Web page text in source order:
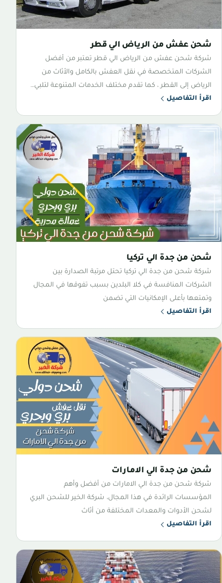
شحن عفش من الرياض الي قطر
شركة شحن عفش من الرياض الي قطر تعتبر من أفضل
الشركات المتخصصة في نقل العفش بالكامل والأثاث من
الرياض إلى القطر ، كما تقدم مختلف الخدمات المتنوعة لتلبي…
اقرأ التفاصيل
شحن من جدة الي تركيا
شركة شحن من جدة الي تركيا تحتل مرتبة الصدارة بين
الشركات المنافسة في كلا البلدين بسبب تفوقها في المجال
وتمتعها بأعلى الإمكانيات التي تضمن
اقرأ التفاصيل
شحن من جدة الي الامارات
شركة شحن من جدة الي الامارات من أفضل وأهم
المؤسسات الرائدة في هذا المجال، شركة الخير للشحن البري
لشحن الأدوات والمعدات المختلفة من أثاث
اقرأ التفاصيل